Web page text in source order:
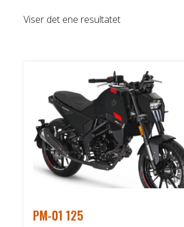
TGB ATV
Viser det ene resultatet
PM-01 125